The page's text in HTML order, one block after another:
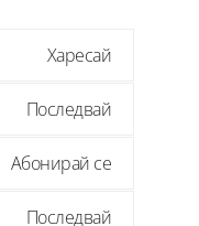
Харесай
Последвай
Абонирай се
Последвай